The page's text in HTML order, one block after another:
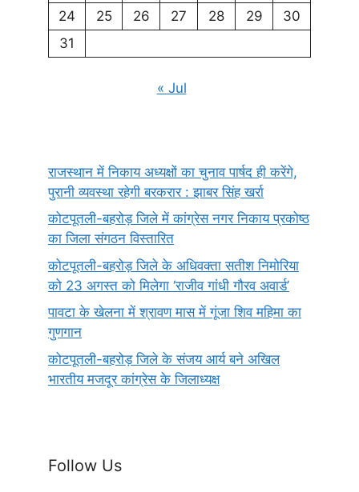
24
25 26 27 28 29
30
31
« Jul
राजस्थान में निकाय अध्यक्षों का चुनाव पार्षद ही करेंगे,
पुरानी व्यवस्था रहेगी बरकरार : झाबर सिंह खर्रा
कोटपूतली-बहरोड़ जिले में कांग्रेस नगर निकाय प्रकोष्ठ
का जिला संगठन विस्तारित
कोटपूतली-बहरोड़ जिले के अधिवक्ता सतीश निमोरिया
को 23 अगस्त को मिलेगा ‘राजीव गांधी गौरव अवार्ड’
पावटा के खेलना में श्रावण मास में गूंजा शिव महिमा का
गुणगान
कोटपूतली-बहरोड़ जिले के संजय आर्य बने अखिल
भारतीय मजदूर कांग्रेस के जिलाध्यक्ष
Follow Us